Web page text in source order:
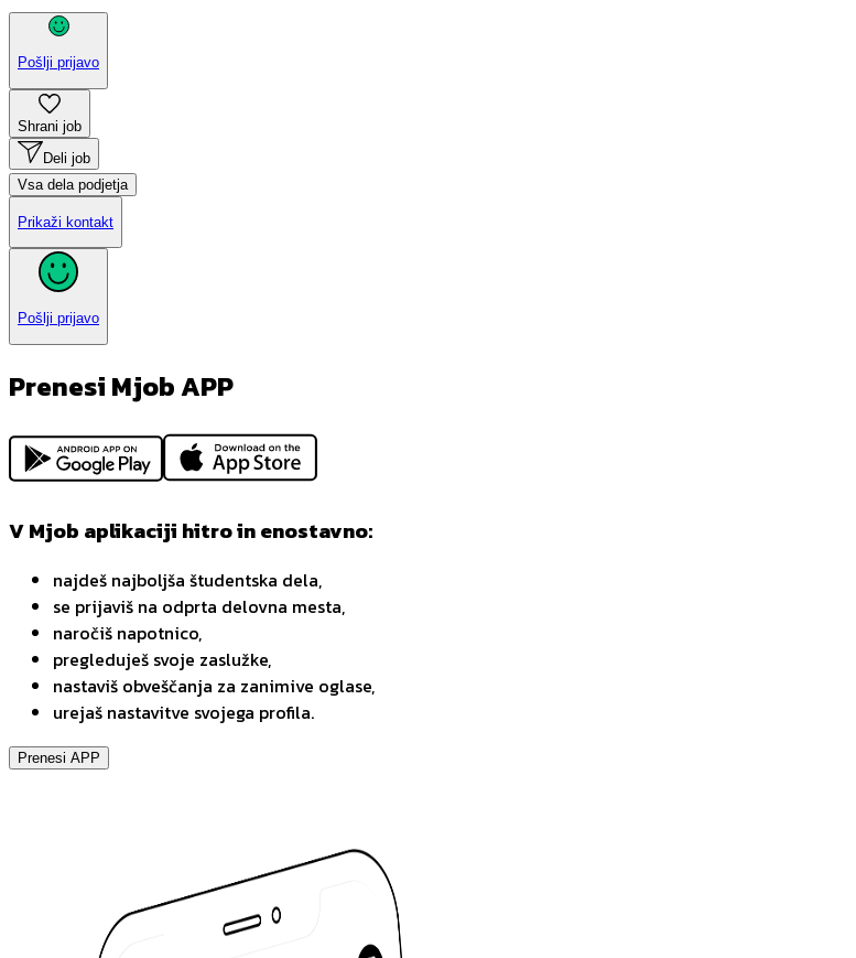
Pošlji prijavo
Shrani job
Deli job
Vsa dela podjetja
Prikaži kontakt
Pošlji prijavo
Prenesi Mjob APP
V Mjob aplikaciji hitro in enostavno:
najdeš najboljša študentska dela,
se prijaviš na odprta delovna mesta,
naročiš napotnico,
pregleduješ svoje zaslužke,
nastaviš obveščanja za zanimive oglase,
urejaš nastavitve svojega profila.
Prenesi APP